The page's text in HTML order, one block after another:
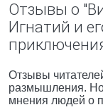
Отзывы о
Игнатий и
Отзывы
размышления.
мнения людей о